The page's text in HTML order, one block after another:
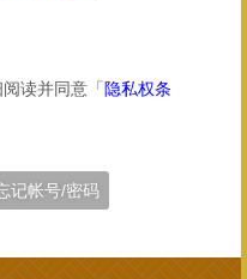
读并同意「 隐私权条